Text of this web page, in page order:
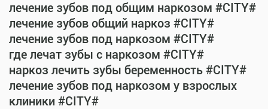
лечение зубов под общим наркозом #CITY#
лечение зубов общий наркоз #CITY#
лечение зубов под наркозом #CITY#
где лечат зубы с наркозом #CITY#
наркоз лечить зубы беременность #CITY#
лечение зубов под наркозом у взрослых
клиники #CITY#